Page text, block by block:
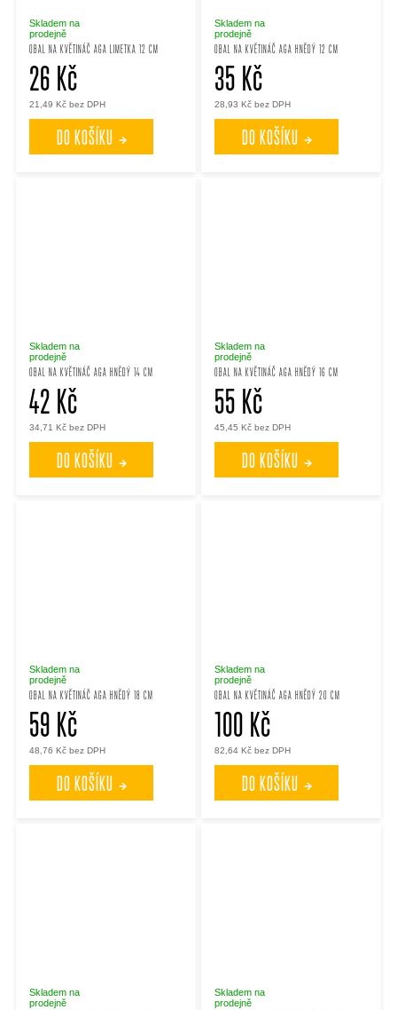
OBAL NA KVĚTINÁČ AGA LIMETKA 12 CM
Skladem na
prodejně
21,49 Kč bez DPH
26 Kč
DO KOŠÍKU
OBAL NA KVĚTINÁČ AGA HNĚDÝ 12 CM
Skladem na
prodejně
28,93 Kč bez DPH
35 Kč
DO KOŠÍKU
OBAL NA KVĚTINÁČ AGA HNĚDÝ 14 CM
Skladem na
prodejně
34,71 Kč bez DPH
42 Kč
DO KOŠÍKU
OBAL NA KVĚTINÁČ AGA HNĚDÝ 16 CM
Skladem na
prodejně
45,45 Kč bez DPH
55 Kč
DO KOŠÍKU
OBAL NA KVĚTINÁČ AGA HNĚDÝ 18 CM
Skladem na
prodejně
48,76 Kč bez DPH
59 Kč
DO KOŠÍKU
OBAL NA KVĚTINÁČ AGA HNĚDÝ 20 CM
Skladem na
prodejně
82,64 Kč bez DPH
100 Kč
DO KOŠÍKU
Skladem na
prodejně
Skladem na
prodejně